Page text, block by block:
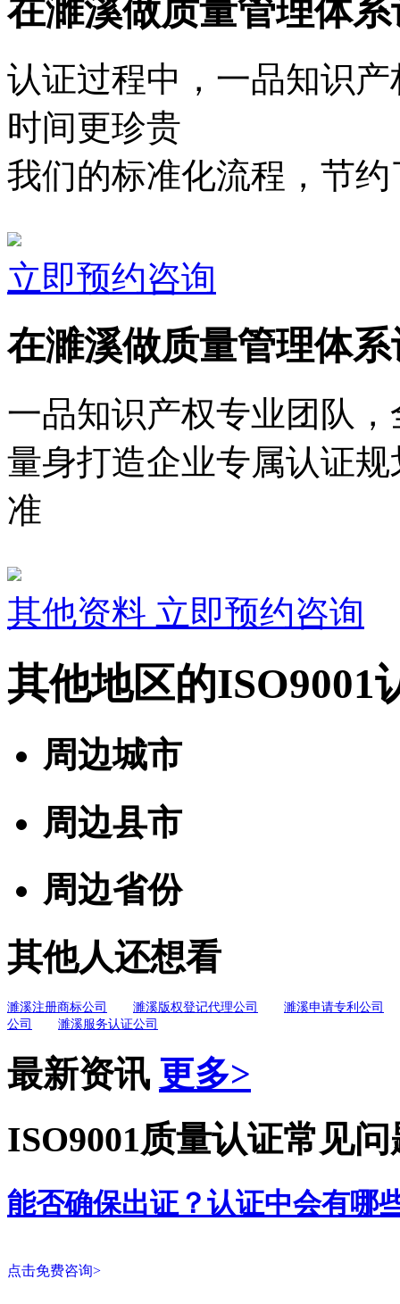
在濉溪做质量管理体
认证过程中，一品知识
时间更珍贵
我们的标准化流程，节
立即预约咨询
在濉溪做质量管理体
一品知识产权专业团队
量身打造企业专属认证
准
其他资料 立即预约咨询
其他地区的ISO9001
周边城市
周边县市
周边省份
其他人还想看
濉溪注册商标公司 濉溪版权登记代理公司
濉溪申请专利公司
公司
濉溪服务认证公司
最新资讯 更多>
ISO9001质量认证常见
能否确保出证？认证中会有哪
点击免费咨询>